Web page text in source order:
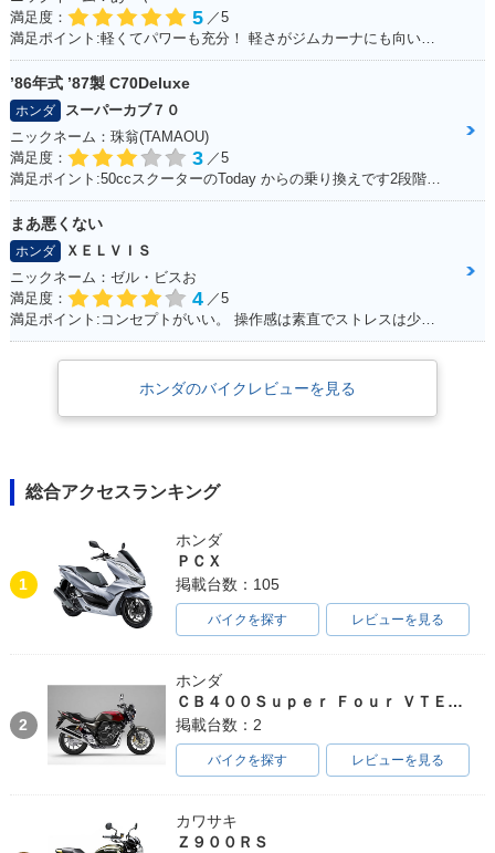
2012年 CB1300 SU
PER BOL D'OR AB
S Special Edition・
2012年 CB1300 SU
PER BOL D'OR AB
S・カラーチェンジ
ラーチェンジ
2010年 CB1300 SU
PER BOL D'OR AB
S Special Edition
2010年 CB1300 SU
PER BOL D'OR AB
S・カラーチェンジ
2010年 CB1300 SU
PER BOL D'OR・カ
ラーチェンジ
2009年 CB1300 SU
PER BOL D'OR AB
S・マイナーチェン
2009年 CB1300 SU
PER BOL D'OR・マ
イナーチェンジ
S・カラーチェンジ
S・マイナーチェン
ジ
満足度：
5 ／5
満足ポイント:軽くてパワーも充分！ 軽さがジムカーナにも向いていて走りやすい！ ちなみにヘルメットも気に入っています！
’86年式 ’87製 C70Deluxe
ホンダ
スーパーカブ７０
ニックネーム：珠翁(TAMAOU)
満足度：
3 ／5
満足ポイント:50ccスクーターのToday からの乗り換えです2段階右折や、30km/h規制から逃れるためにこれにしました。 Today にはセルモーターがありましたが、C70のエンジンスタートはキックのみ。 坂道にはどうしても非力感があり、登らないイメージ。 また、キャンプツーリングなど荷物満載で出掛けた時も中々走りません。 スプロケを前15、後38に換装してます。非力なのでややトルクに振って見ました。タイヤはノーマルです。これで75km/h出るか出ないかって所です。 普段使いの足がわりには良く働いてくれます。 キャンプや株主総会に出掛けるのでもっと磨いて、可愛がり、長く乗るつもりです。
まあ悪くない
ホンダ
ＸＥＬＶＩＳ
ニックネーム：ゼル・ビスお
満足度：
4 ／5
満足ポイント:コンセプトがいい。 操作感は素直でストレスは少ない。 走行に安定感があり、姿勢もいいので疲れにくい。 全体的にバランスが良く、尖っていないので落ち着いてバイクに乗る人は長く乗れると思う。
ホンダのバイクレビューを見る
総合アクセスランキング
1
ホンダ
ＰＣＸ
掲載台数：105
バイクを探す レビューを見る
2
ホンダ
ＣＢ４００Ｓｕｐｅｒ Ｆｏｕｒ ＶＴＥＣ ＳＰＥＣ３
掲載台数：2
バイクを探す レビューを見る
カワサキ
Ｚ９００ＲＳ